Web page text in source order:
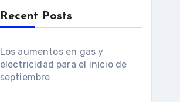
Recent Posts
Los aumentos en gas y
electricidad para el inicio de
septiembre